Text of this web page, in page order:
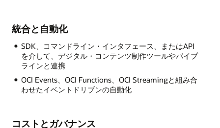
統合と自動化
SDK、コマンドライン・インタフェース、またはAPI
を介して、デジタル・コンテンツ制作ツールやパイプ
ラインと連携
OCI Events、OCI Functions、OCI Streamingと組み合
わせたイベントドリブンの自動化
コストとガバナンス